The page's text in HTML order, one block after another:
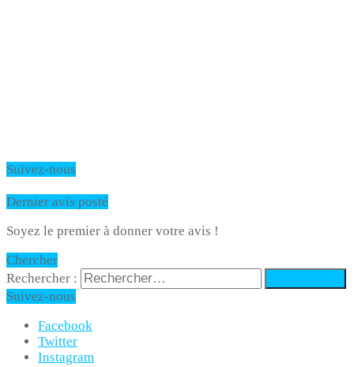
Suivez-nous
Dernier avis posté
Soyez le premier à donner votre avis !
Chercher
Rechercher :
Suivez-nous
Facebook
Twitter
Instagram